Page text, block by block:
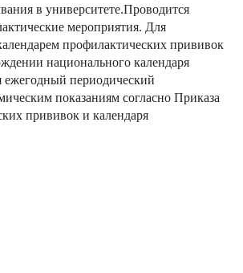
в университете.Проводится
мероприятия. Для
профилактических прививок
национального календаря
ежегодный периодический
показаниям согласно Приказа
прививок и календаря